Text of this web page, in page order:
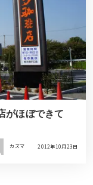
がほぼできて
カズマ 2012年10月23日